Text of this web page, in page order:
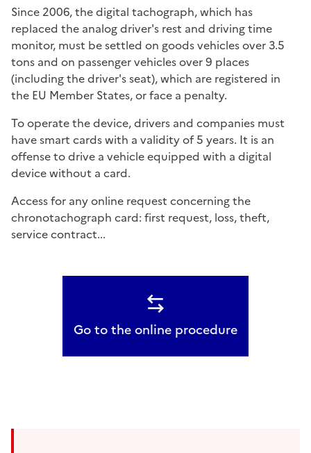
Since 2006, the digital tachograph, which has
replaced the analog driver's rest and driving time
monitor, must be settled on goods vehicles over 3.5
tons and on passenger vehicles over 9 places
(including the driver's seat), which are registered in
the EU Member States, or face a penalty.
To operate the device, drivers and companies must
have smart cards with a validity of 5 years. It is an
offense to drive a vehicle equipped with a digital
device without a card.
Access for any online request concerning the
chronotachograph card: first request, loss, theft,
service contract...
Go to the online procedure